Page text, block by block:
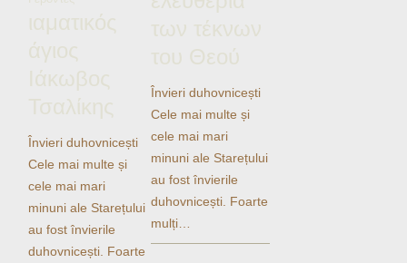
ιαματικός
άγιος
Ιάκωβος
Τσαλίκης
Învieri duhovnicești
Cele mai multe și
cele mai mari
minuni ale Starețului
au fost învierile
duhovnicești. Foarte
των τέκνων
του Θεού
Învieri duhovnicești
Cele mai multe și
cele mai mari
minuni ale Starețului
au fost învierile
duhovnicești. Foarte
mulți…